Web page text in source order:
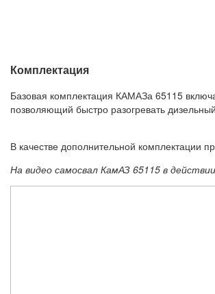
Комплектация
Базовая комплектация КАМАЗа 65115
позволяющий быстро разогревать
В качестве дополнительной комплектации
На видео самосвал КамАЗ 65115 в